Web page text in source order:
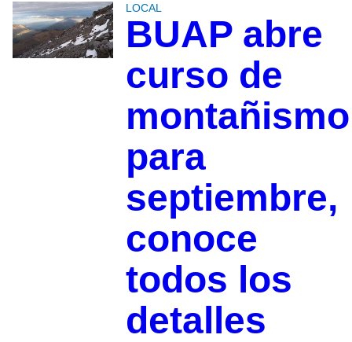
LOCAL
BUAP abre
curso de
montañismo
para
septiembre,
conoce
todos los
detalles